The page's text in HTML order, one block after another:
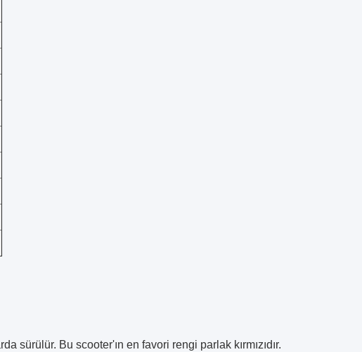
sürülür. Bu scooter'ın en favori rengi parlak kırmızıdır.